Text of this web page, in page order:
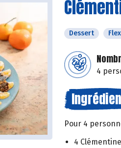
Dessert
4
Pour 4
4 Clémentine